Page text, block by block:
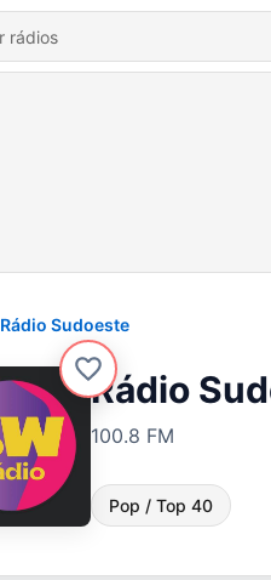
Rádio Sudoeste
Rádio
100.8 FM
Pop / Top 40